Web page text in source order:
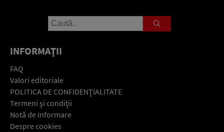
INFORMAŢII
FAQ
Valori editoriale
POLITICA DE CONFIDENŢIALITATE
Termeni şi condiţii
Notă de Informare
Despre cookies